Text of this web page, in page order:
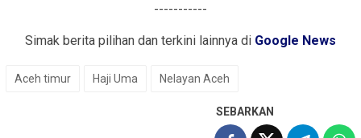
-----------
Simak berita pilihan dan terkini lainnya di Google News
Aceh timur Haji Uma Nelayan Aceh
SEBARKAN